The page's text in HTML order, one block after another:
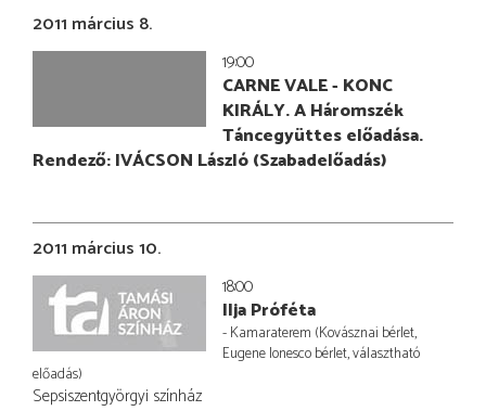
2011 március 8.
19:00
CARNE VALE - KONC
KIRÁLY. A Háromszék
Táncegyüttes előadása.
Rendező: IVÁCSON László (Szabadelőadás)
2011 március 10.
18:00
Ilja Próféta
- Kamaraterem (Kovásznai bérlet,
Eugene Ionesco bérlet, választható
előadás)
Sepsiszentgyörgyi színház